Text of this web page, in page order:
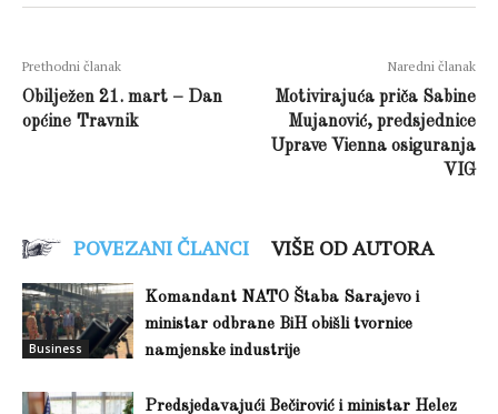
Prethodni članak
Obilježen 21. mart – Dan
općine Travnik
Naredni članak
Motivirajuća priča Sabine
Mujanović, predsjednice
Uprave Vienna osiguranja
VIG
POVEZANI ČLANCI VIŠE OD AUTORA
Business
Komandant NATO Štaba Sarajevo i
ministar odbrane BiH obišli tvornice
namjenske industrije
Predsjedavajući Bečirović i ministar Helez